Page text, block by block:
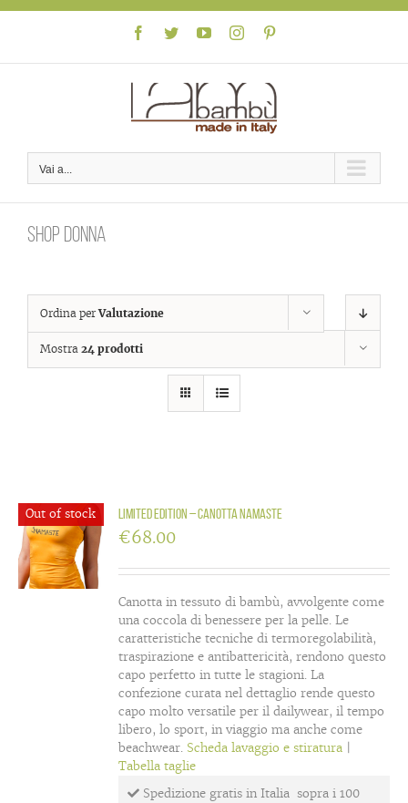
Skip
Facebook
TwitterYouTubeInstagram
Vai a...
Shop donna
Ordina perValutazione
Mostra 24 prodotti
Out of stock LIMITED EDITION – canotta Namaste
€68.00
Canotta in tessuto di bambù, avvolgente come
una coccola di benessere per la pelle. Le
caratteristiche tecniche di termoregolabilità,
traspirazione e antibattericità, rendono questo
capo perfetto in tutte le stagioni. La
confezione curata nel dettaglio rende questo
capo molto versatile per il dailywear, il tempo
libero, lo sport, in viaggio ma anche come
beachwear. Scheda lavaggio e stiratura
Tabella taglie
Spedizione gratis in Italia sopra i 100